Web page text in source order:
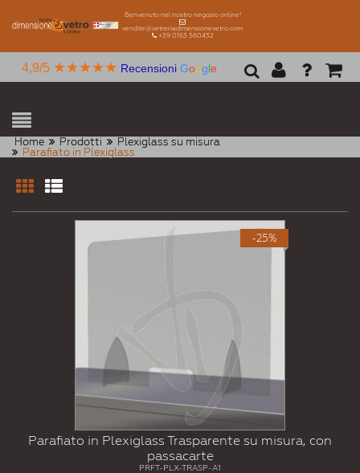
Benvenuto nel nostro negozio online!
vendite@vetreriadimensionevetro.com
+39 0163 560432
4,9/5 ★★★★★ Recensioni Google
Home Prodotti
Plexiglass su misura
Parafiato in Plexiglass
-25%
Parafiato in Plexiglass Trasparente su misura, con
passacarte
PRFT-PLX-TRASP-A1